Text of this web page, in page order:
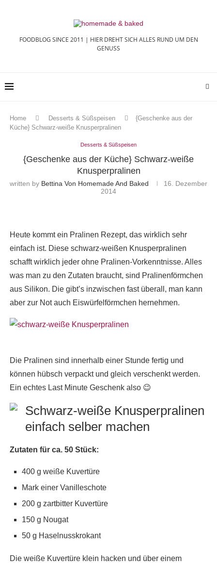
FOODBLOG SINCE 2011 | HIER DREHT SICH ALLES RUND UM DEN
GENUSS
Home Desserts & Süßspeisen
{Geschenke aus der
Küche} Schwarz-weiße Knusperpralinen
Desserts & Süßspeisen
{Geschenke aus der Küche} Schwarz-weiße
Knusperpralinen
written by Bettina Von Homemade And Baked
16. Dezember
2014
Heute kommt ein Pralinen Rezept, das wirklich sehr
einfach ist. Diese schwarz-weißen Knusperpralinen
schafft wirklich jeder ohne Pralinen-Vorkenntnisse. Alles
was man zu den Zutaten braucht, sind Pralinenförmchen
aus Silikon. Die gibt’s inzwischen fast überall, man kann
aber zur Not auch Eiswürfelförmchen hernehmen.
Die Pralinen sind innerhalb einer Stunde fertig und
können hübsch verpackt und gleich verschenkt werden.
Ein echtes Last Minute Geschenk also 😉
Schwarz-weiße Knusperpralinen
einfach selber machen
Zutaten für ca. 50 Stück:
400 g weiße Kuvertüre
Mark einer Vanilleschote
200 g zartbitter Kuvertüre
150 g Nougat
50 g Haselnusskrokant
Die weiße Kuvertüre klein hacken und über einem